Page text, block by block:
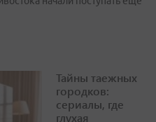
Тайны таежных
городков:
сериалы, где
глухая